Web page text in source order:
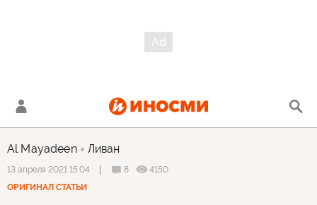
Al Mayadeen Ливан
13 апреля 2021 15:04 8
4150
ОРИГИНАЛ СТАТЬИ